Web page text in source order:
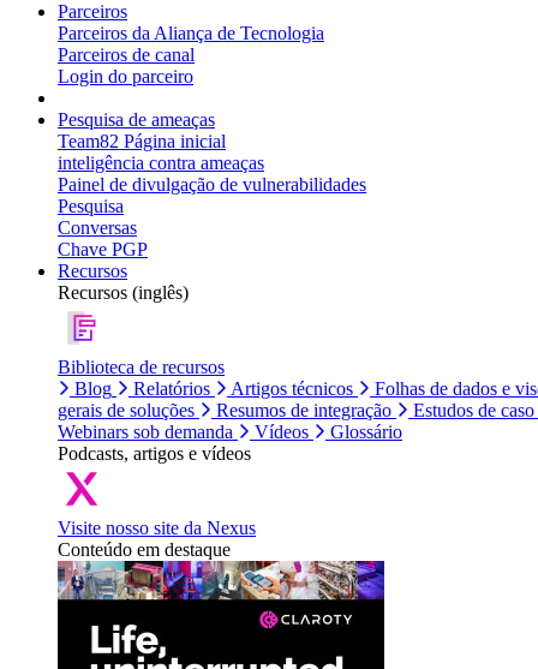
Parceiros
Parceiros da Aliança de Tecnologia
Parceiros de canal
Login do parceiro
Pesquisa de ameaças
Team82 Página inicial
inteligência contra ameaças
Painel de divulgação de vulnerabilidades
Pesquisa
Conversas
Chave PGP
Recursos
Recursos (inglês)
Biblioteca de recursos
Blog
Relatórios Artigos técnicos
Folhas de dados e
gerais de soluções
Resumos de integração
Estudos de caso
Webinars sob demanda
Vídeos
Glossário
Podcasts, artigos e vídeos
Visite nosso site da Nexus
Conteúdo em destaque